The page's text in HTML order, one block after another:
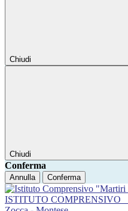
Chiudi
Chiudi
Conferma
Annulla Conferma
ISTITUTO COMPRENSIVO